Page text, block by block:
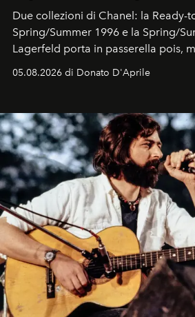
Due collezioni di Chanel: la Ready-
Spring/Summer 1996 e la Spring/
Lagerfeld porta in passerella pois,
logomania pensata per la spiaggia
Kate, Claudia e Carla una dietro
uno dei documenti più
05.08.2026 di Donato D'Aprile